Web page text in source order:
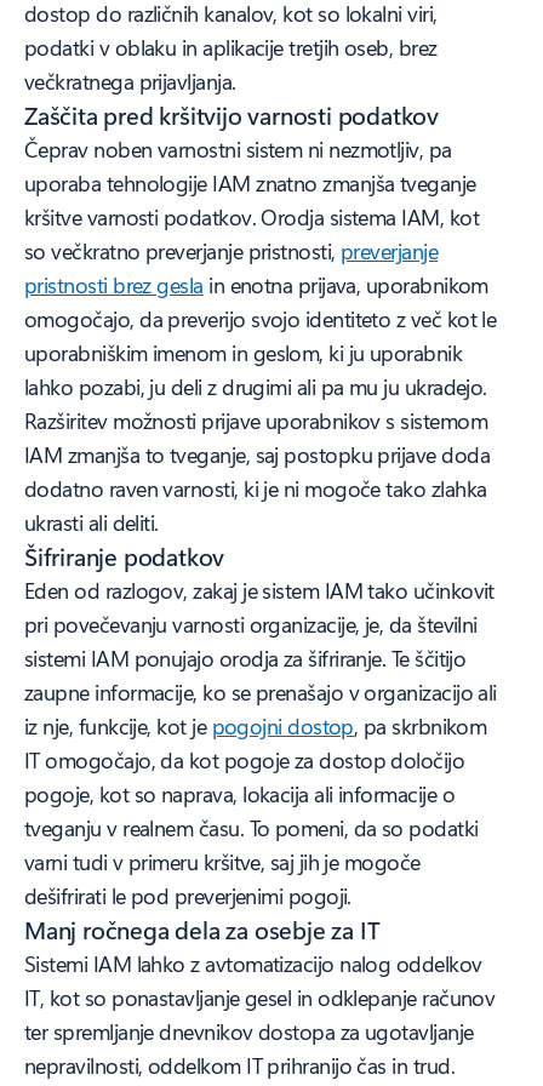
dostop do različnih kanalov, kot so lokalni viri,
podatki v oblaku in aplikacije tretjih oseb, brez
večkratnega prijavljanja.
Zaščita pred kršitvijo varnosti podatkov
Čeprav noben varnostni sistem ni nezmotljiv, pa
uporaba tehnologije IAM znatno zmanjša tveganje
kršitve varnosti podatkov. Orodja sistema IAM, kot
so večkratno preverjanje pristnosti, preverjanje
pristnosti brez gesla in enotna prijava, uporabnikom
omogočajo, da preverijo svojo identiteto z več kot le
uporabniškim imenom in geslom, ki ju uporabnik
lahko pozabi, ju deli z drugimi ali pa mu ju ukradejo.
Razširitev možnosti prijave uporabnikov s sistemom
IAM zmanjša to tveganje, saj postopku prijave doda
dodatno raven varnosti, ki je ni mogoče tako zlahka
ukrasti ali deliti.
Šifriranje podatkov
Eden od razlogov, zakaj je sistem IAM tako učinkovit
pri povečevanju varnosti organizacije, je, da številni
sistemi IAM ponujajo orodja za šifriranje. Te ščitijo
zaupne informacije, ko se prenašajo v organizacijo ali
iz nje, funkcije, kot je pogojni dostop, pa skrbnikom
IT omogočajo, da kot pogoje za dostop določijo
pogoje, kot so naprava, lokacija ali informacije o
tveganju v realnem času. To pomeni, da so podatki
varni tudi v primeru kršitve, saj jih je mogoče
dešifrirati le pod preverjenimi pogoji.
Manj ročnega dela za osebje za IT
Sistemi IAM lahko z avtomatizacijo nalog oddelkov
IT, kot so ponastavljanje gesel in odklepanje računov
ter spremljanje dnevnikov dostopa za ugotavljanje
nepravilnosti, oddelkom IT prihranijo čas in trud.